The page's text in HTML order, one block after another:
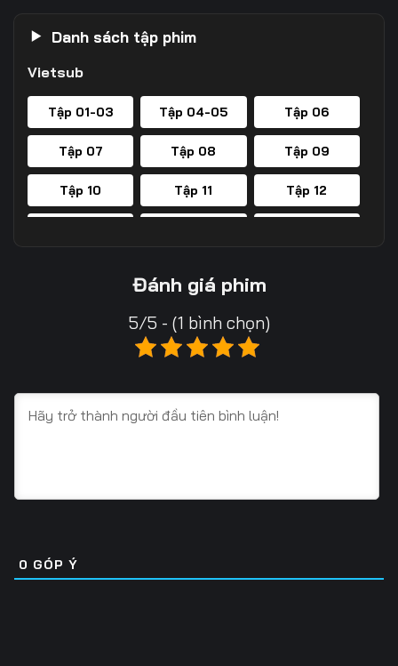
Danh sách tập phim
Vietsub
Tập 01-03 Tập 04-05 Tập 06
Tập 07 Tập 08 Tập 09
Tập 10 Tập 11 Tập 12
Tập 23
Tập 28 Tập 29
Tập 34 Tập 35 Tập 36
Tập 40 Tập 41 Tập 42
Đánh giá phim
5/5 - (1 bình chọn)
0 GÓP Ý